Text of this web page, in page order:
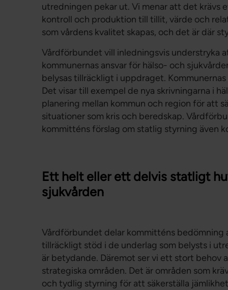
utredningen pekar ut. Vi menar att det krävs
kontroll och produktion till tillit, värde och
som vårdens kvalitet skapas, och det är där
Vårdförbundet vill inledningsvis understryka
kommunernas ansvar för hälso- och
belysas tillräckligt i uppdraget.
Det visar till exempel de nya skrivningarna i
planering mellan kommun och region för att
situationer som kris och beredskap.
kommitténs förslag om statlig styrning även
Ett helt eller ett delvis statligt
sjukvården
Vårdförbundet delar kommitténs
tillräckligt stöd i de underlag som belysts i
är betydande. Däremot ser vi ett stort behov
strategiska områden. Det är områden som
och tydlig styrning för att säkerställa